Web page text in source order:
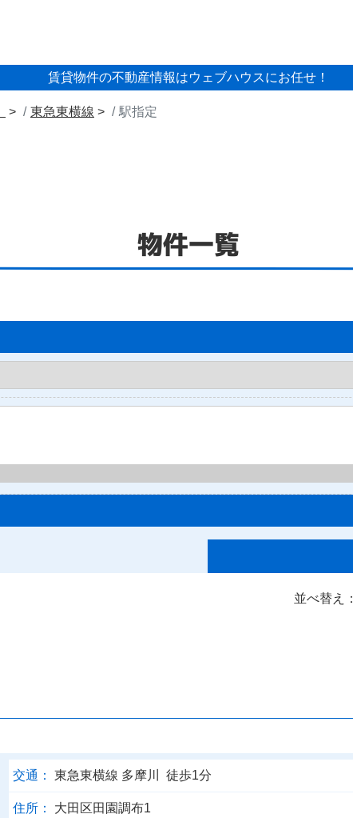
賃貸物件の不動産情報はウェブハウスにお任せ！
東急東横線 駅指定
物件一覧
並べ替え：
交通： 東急東横線 多摩川 徒歩1分
住所： 大田区田園調布1